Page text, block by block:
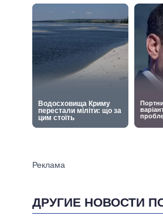
ДРУГИЕ НОВОСТИ